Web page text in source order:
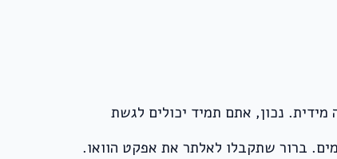
נכון, אתם תמיד יכולים לגשת
ברור שתקבלו לאלתר את אפקט הוואו.